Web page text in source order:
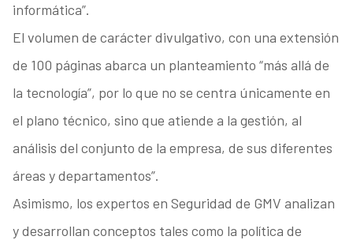
informática”.
El volumen de carácter divulgativo, con una extensión
de 100 páginas abarca un planteamiento “más allá de
la tecnología”, por lo que no se centra únicamente en
el plano técnico, sino que atiende a la gestión, al
análisis del conjunto de la empresa, de sus diferentes
áreas y departamentos”.
Asimismo, los expertos en Seguridad de GMV analizan
y desarrollan conceptos tales como la política de